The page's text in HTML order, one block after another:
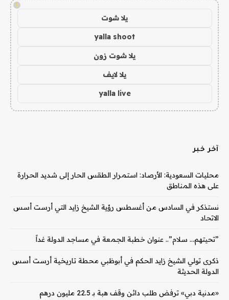
!
يلا شوت
yalla shoot
يلا شوت زون
يلا لايف
yalla live
آخر خبر
محليات السعودية: الأرصاد: استمرار الطقس الحار إلى شديد الحرارة
على هذه المناطق
نستذكر في السادس من أغسطس رؤية الشيخ زايد التي أرست أسس
الاتحاد
‏”تحيتهم… سلام”.. عنوان خطبة الجمعة في مساجد الدولة غداً
ذكرى تولي الشيخ زايد الحكم في أبوظبي محطة تاريخية أرست أسس
الدولة الحديثة
«مدنية دبي» ترفض طلب دائن وقف هبة بـ 22.5 مليون درهم